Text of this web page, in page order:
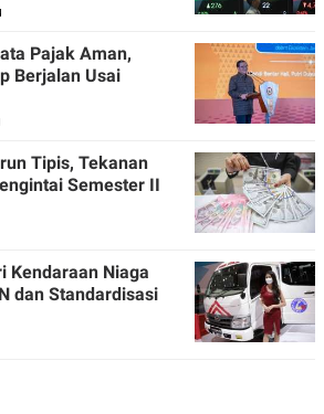
Pajak Aman,
Berjalan Usai
Tipis, Tekanan
Semester II
Kendaraan Niaga
dan Standardisasi